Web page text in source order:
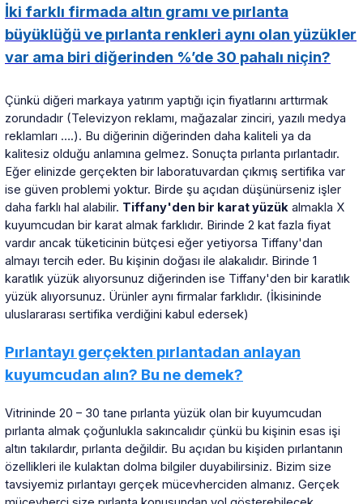
İki farklı firmada altın gramı ve pırlanta
büyüklüğü ve pırlanta renkleri aynı olan yüzükler
var ama biri diğerinden %’de 30 pahalı niçin?
Çünkü diğeri markaya yatırım yaptığı için fiyatlarını arttırmak
zorundadır (Televizyon reklamı, mağazalar zinciri, yazılı medya
reklamları ….). Bu diğerinin diğerinden daha kaliteli ya da
kalitesiz olduğu anlamına gelmez. Sonuçta pırlanta pırlantadır.
Eğer elinizde gerçekten bir laboratuvardan çıkmış sertifika var
ise güven problemi yoktur. Birde şu açıdan düşünürseniz işler
daha farklı hal alabilir. Tiffany'den bir karat yüzük almakla X
kuyumcudan bir karat almak farklıdır. Birinde 2 kat fazla fiyat
vardır ancak tüketicinin bütçesi eğer yetiyorsa Tiffany'dan
almayı tercih eder. Bu kişinin doğası ile alakalıdır. Birinde 1
karatlık yüzük alıyorsunuz diğerinden ise Tiffany'den bir karatlık
yüzük alıyorsunuz. Ürünler aynı firmalar farklıdır. (İkisininde
uluslararası sertifika verdiğini kabul edersek)
Pırlantayı gerçekten pırlantadan anlayan
kuyumcudan alın? Bu ne demek?
Vitrininde 20 – 30 tane pırlanta yüzük olan bir kuyumcudan
pırlanta almak çoğunlukla sakıncalıdır çünkü bu kişinin esas işi
altın takılardır, pırlanta değildir. Bu açıdan bu kişiden pırlantanın
özellikleri ile kulaktan dolma bilgiler duyabilirsiniz. Bizim size
tavsiyemiz pırlantayı gerçek mücevherciden almanız. Gerçek